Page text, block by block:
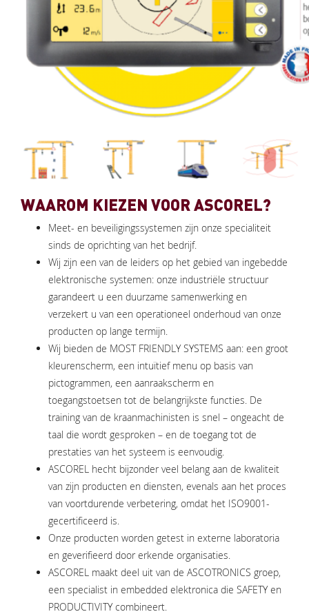
WAAROM KIEZEN VOOR ASCOREL?
Meet- en beveiligingssystemen zijn onze specialiteit
sinds de oprichting van het bedrijf.
Wij zijn een van de leiders op het gebied van ingebedde
elektronische systemen: onze industriële structuur
garandeert u een duurzame samenwerking en
verzekert u van een operationeel onderhoud van onze
producten op lange termijn.
Wij bieden de MOST FRIENDLY SYSTEMS aan: een groot
kleurenscherm, een intuïtief menu op basis van
pictogrammen, een aanraakscherm en
toegangstoetsen tot de belangrijkste functies. De
training van de kraanmachinisten is snel – ongeacht de
taal die wordt gesproken – en de toegang tot de
prestaties van het systeem is eenvoudig.
ASCOREL hecht bijzonder veel belang aan de kwaliteit
van zijn producten en diensten, evenals aan het proces
van voortdurende verbetering, omdat het ISO9001-
gecertificeerd is.
Onze producten worden getest in externe laboratoria
en geverifieerd door erkende organisaties.
ASCOREL maakt deel uit van de ASCOTRONICS groep,
een specialist in embedded elektronica die SAFETY en
PRODUCTIVITY combineert.